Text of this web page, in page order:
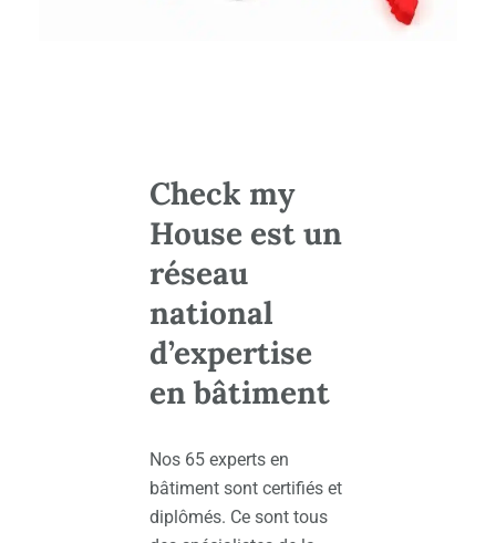
Check my
House est un
réseau
national
d’expertise
en bâtiment
Nos 65 experts en
bâtiment sont certifiés et
diplômés. Ce sont tous